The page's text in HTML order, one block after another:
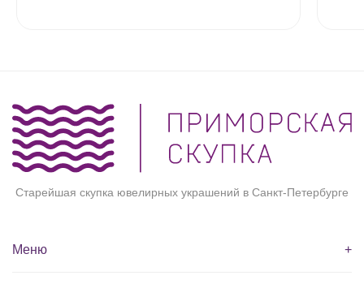
Старейшая скупка ювелирных украшений в Санкт-Петербурге
Меню +